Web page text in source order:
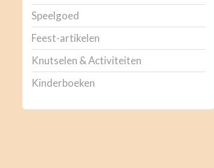
Speelgoed
Feest-artikelen
Knutselen & Activiteiten
Kinderboeken